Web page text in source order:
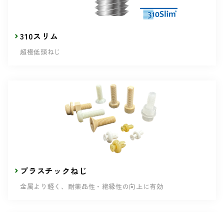
310スリム
超極低頭ねじ
プラスチックねじ
金属より軽く、耐薬品性・絶縁性の向上に有効